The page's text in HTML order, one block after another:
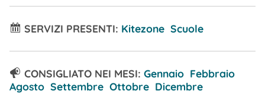
SERVIZI PRESENTI: Kitezone Scuole
CONSIGLIATO NEI MESI: Gennaio Febbraio
Agosto Settembre Ottobre Dicembre